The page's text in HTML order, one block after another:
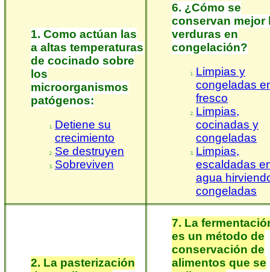
1. Como actúan las
a altas temperaturas
de cocinado sobre
los
microorganismos
patógenos:
Detiene su
crecimiento
Se destruyen
Sobreviven
6. ¿Cómo se
conservan mejor
verduras en
congelación?
Limpias y
congeladas
fresco
Limpias,
cocinadas y
congeladas
Limpias,
escaldadas
agua
congeladas
2. La pasterización
7. La
es un método de
conservación de
alimentos que se